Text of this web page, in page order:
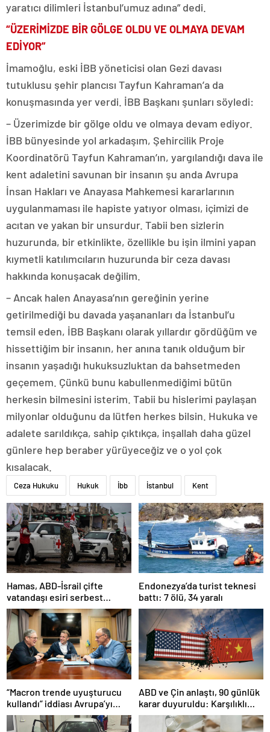
yaratıcı dilimleri İstanbul’umuz adına” dedi.
“ÜZERİMİZDE BİR GÖLGE OLDU VE OLMAYA DEVAM
EDİYOR”
İmamoğlu, eski İBB yöneticisi olan Gezi davası
tutuklusu şehir plancısı Tayfun Kahraman’a da
konuşmasında yer verdi. İBB Başkanı şunları söyledi:
– Üzerimizde bir gölge oldu ve olmaya devam ediyor.
İBB bünyesinde yol arkadaşım, Şehircilik Proje
Koordinatörü Tayfun Kahraman’ın, yargılandığı dava ile
kent adaletini savunan bir insanın şu anda Avrupa
İnsan Hakları ve Anayasa Mahkemesi kararlarının
uygulanmaması ile hapiste yatıyor olması, içimizi de
acıtan ve yakan bir unsurdur. Tabii ben sizlerin
huzurunda, bir etkinlikte, özellikle bu işin ilmini yapan
kıymetli katılımcıların huzurunda bir ceza davası
hakkında konuşacak değilim.
– Ancak halen Anayasa’nın gereğinin yerine
getirilmediği bu davada yaşananları da İstanbul’u
temsil eden, İBB Başkanı olarak yıllardır gördüğüm ve
hissettiğim bir insanın, her anına tanık olduğum bir
insanın yaşadığı hukuksuzluktan da bahsetmeden
geçemem. Çünkü bunu kabullenmediğimi bütün
herkesin bilmesini isterim. Tabii bu hislerimi paylaşan
milyonlar olduğunu da lütfen herkes bilsin. Hukuka ve
adalete sarıldıkça, sahip çıktıkça, inşallah daha güzel
günlere hep beraber yürüyeceğiz ve o yol çok
kısalacak.
Ceza Hukuku Hukuk İbb İstanbul Kent
Hamas, ABD-İsrail çifte
vatandaşı esiri serbest
bırakacağını duyurdu
Endonezya’da turist teknesi
battı: 7 ölü, 34 yaralı
“Macron trende uyuşturucu
kullandı” iddiası Avrupa’yı
karıştırmıştı: Fransa’dan
“peçeteli” yalanlama geldi!
ABD ve Çin anlaştı, 90 günlük
karar duyuruldu: Karşılıklı
tarife indirimi geldi!